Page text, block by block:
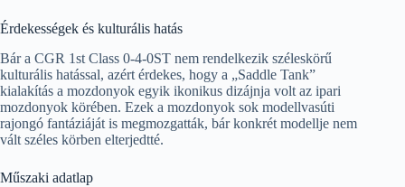
Érdekességek és kulturális hatás
Bár a CGR 1st Class 0-4-0ST nem rendelkezik széleskörű
kulturális hatással, azért érdekes, hogy a „Saddle Tank”
kialakítás a mozdonyok egyik ikonikus dizájnja volt az ipari
mozdonyok körében. Ezek a mozdonyok sok modellvasúti
rajongó fantáziáját is megmozgatták, bár konkrét modellje nem
vált széles körben elterjedtté.
Műszaki adatlap